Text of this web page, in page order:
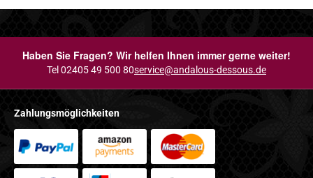
Haben Sie Fragen? Wir helfen Ihnen immer gerne weiter!
Tel 02405 49 500 80service@andalous-dessous.de
Zahlungsmöglichkeiten